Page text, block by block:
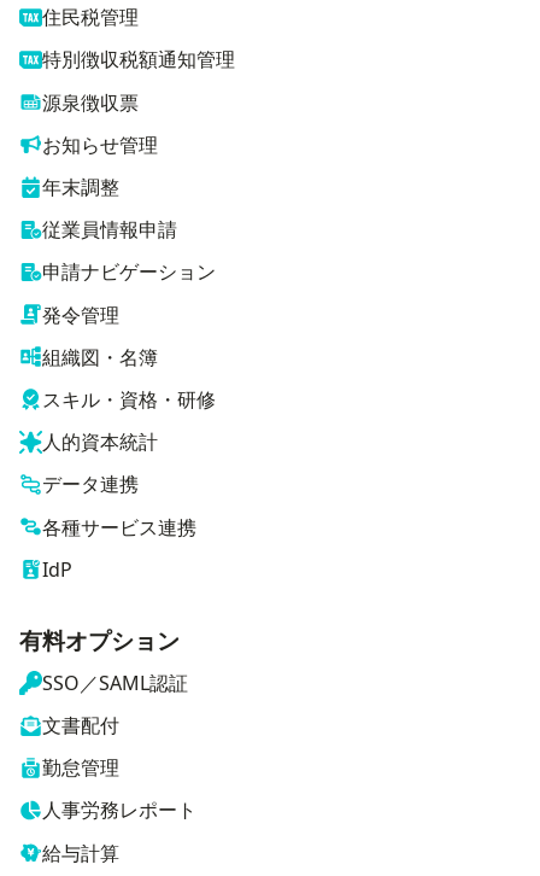
住民税管理
特別徴収税額通知管理
源泉徴収票
お知らせ管理
年末調整
従業員情報申請
申請ナビゲーション
発令管理
組織図・名簿
スキル・資格・研修
人的資本統計
データ連携
各種サービス連携
IdP
有料オプション
SSO／SAML認証
文書配付
勤怠管理
人事労務レポート
給与計算